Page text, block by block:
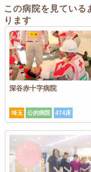
この病院を見ている
ります
深谷赤十字病院
埼玉 公的病院 474床